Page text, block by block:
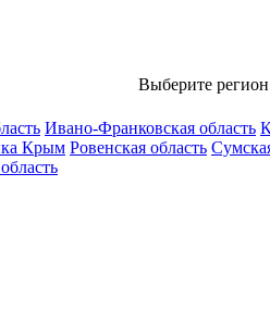
Выберите регион
Ивано-Франковская область
Крым Ровенская область